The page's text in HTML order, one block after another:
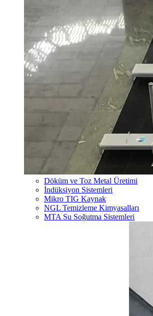
Döküm ve Toz Metal Üretimi
İndüksiyon Sistemleri
Mikro TIG Kaynak
NGL Temizleme Kimyasalları
MTA Su Soğutma Sistemleri